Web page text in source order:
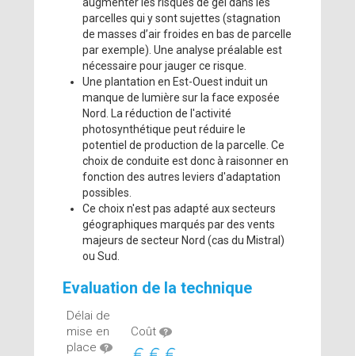
parcelles qui y sont sujettes (stagnation
de masses d’air froides en bas de parcelle
par exemple). Une analyse préalable est
nécessaire pour jauger ce risque.
Une plantation en Est-Ouest induit un
manque de lumière sur la face exposée
Nord. La réduction de l'activité
photosynthétique peut réduire le
potentiel de production de la parcelle. Ce
choix de conduite est donc à raisonner en
fonction des autres leviers d'adaptation
possibles.
Ce choix n'est pas adapté aux secteurs
géographiques marqués par des vents
majeurs de secteur Nord (cas du Mistral)
ou Sud.
Evaluation de la technique
Délai de
mise en
place
Coût